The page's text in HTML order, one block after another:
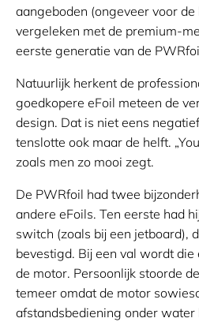
aangeboden (ongeveer voor de
vergeleken met de premium-
eerste generatie van de
Natuurlijk herkent de
goedkopere eFoil meteen de
design. Dat is niet eens
tenslotte ook maar de helft.
zoals men zo mooi zegt.
De PWRfoil had twee
andere eFoils. Ten eerste had
switch (zoals bij een jetboard),
bevestigd. Bij een val wordt
de motor. Persoonlijk stoorde
temeer omdat de motor
afstandsbediening onder water